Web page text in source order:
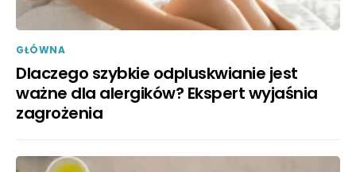
GŁÓWNA
Dlaczego szybkie odpluskwianie jest
ważne dla alergików? Ekspert wyjaśnia
zagrożenia